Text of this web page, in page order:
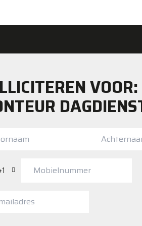
VOOR: